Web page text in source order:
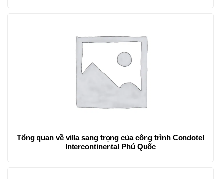
Tổng quan về villa sang trọng của công trình Condotel
Intercontinental Phú Quốc